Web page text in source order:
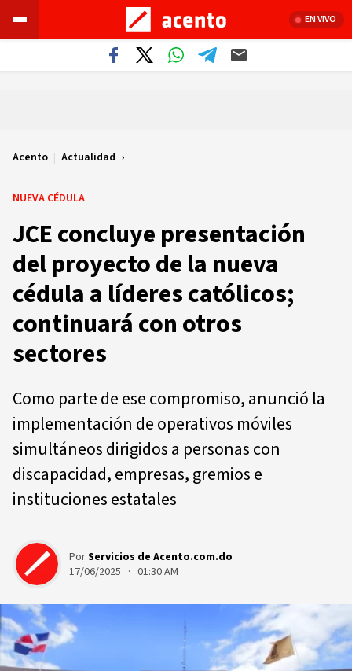
EN VIVO
Acento | Actualidad
NUEVA CÉDULA
JCE concluye presentación
del proyecto de la nueva
cédula a líderes católicos;
continuará con otros
sectores
Como parte de ese compromiso, anunció la
implementación de operativos móviles
simultáneos dirigidos a personas con
discapacidad, empresas, gremios e
instituciones estatales
PorServicios de Acento.com.do
17/06/2025 · 01:30 AM